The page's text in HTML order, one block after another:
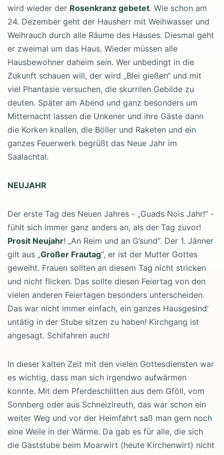
wird wieder der Rosenkranz gebetet. Wie schon am
24. Dezember geht der Hausherr mit Weihwasser und
Weihrauch durch alle Räume des Hauses. Diesmal geht
er zweimal um das Haus. Wieder müssen alle
Hausbewohner daheim sein. Wer unbedingt in die
Zukunft schauen will, der wird „Blei gießen“ und mit
viel Phantasie versuchen, die skurrilen Gebilde zu
deuten. Später am Abend und ganz besonders um
Mitternacht lassen die Unkener und ihre Gäste dann
die Korken knallen, die Böller und Raketen und ein
ganzes Feuerwerk begrüßt das Neue Jahr im
Saalachtal.
NEUJAHR
Der erste Tag des Neuen Jahres - „Guads Nois Jahr!“ -
fühlt sich immer ganz anders an, als der Tag zuvor!
Prosit Neujahr! „An Reim und an G’sund“. Der 1. Jänner
gilt aus „Großer Frautag“, er ist der Mutter Gottes
geweiht. Frauen sollten an diesem Tag nicht stricken
und nicht flicken. Das sollte diesen Feiertag von den
vielen anderen Feiertagen besonders unterscheiden.
Das war nicht immer einfach, ein ganzes Hausgesind’
untätig in der Stube sitzen zu haben! Kirchgang ist
angesagt. Schifahren auch!
In dieser kalten Zeit mit den vielen Gottesdiensten war
es wichtig, dass man sich irgendwo aufwärmen
konnte. Mit dem Pferdeschlitten aus dem Gföll, vom
Sonnberg oder aus Schneizlreuth, das war schon ein
weiter Weg und vor der Heimfahrt saß man gern noch
eine Weile in der Wärme. Da gab es für alle, die sich
die Gaststube beim Moarwirt (heute Kirchenwirt) nicht